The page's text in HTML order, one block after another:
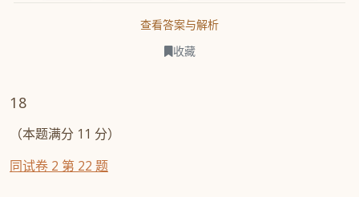
查看答案与解析
收藏
18
（本题满分 11 分）
同试卷 2 第 22 题